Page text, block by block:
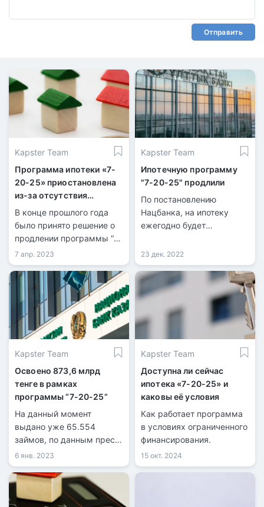
Отправить
Kapster Team
Программа ипотеки «7-
20-25» приостановлена
из-за отсутствия
финансирования
В конце прошлого года
было принято решение о
продлении программы “7-
20-25”, до 2029 года в
Казахстане. Тем не
менее, было установлено
ограничение на
финансовое обеспечение
в размере 100 млрд тенге
в год, что составляет 25
млрд тенге
ежеквартально.
7 апр. 2023
Kapster Team
Ипотечную программу
"7-20-25" продлили
По постановлению
Нацбанка, на ипотеку
ежегодно будет
тенге, в период с 2023 по
2029 год, тем самым
увеличив ее на 7 лет.
23 дек. 2022
Kapster Team
Освоено 873,6 млрд
тенге в рамках
программы “7-20-25”
На данный момент
выдано уже 65.554
займов, по данным пресс-
службы Национального
банка РК.
6 янв. 2023
Kapster Team
Доступна ли сейчас
ипотека «7-20-25» и
каковы её условия
Как работает программа
в условиях ограниченного
финансирования.
15 окт. 2024